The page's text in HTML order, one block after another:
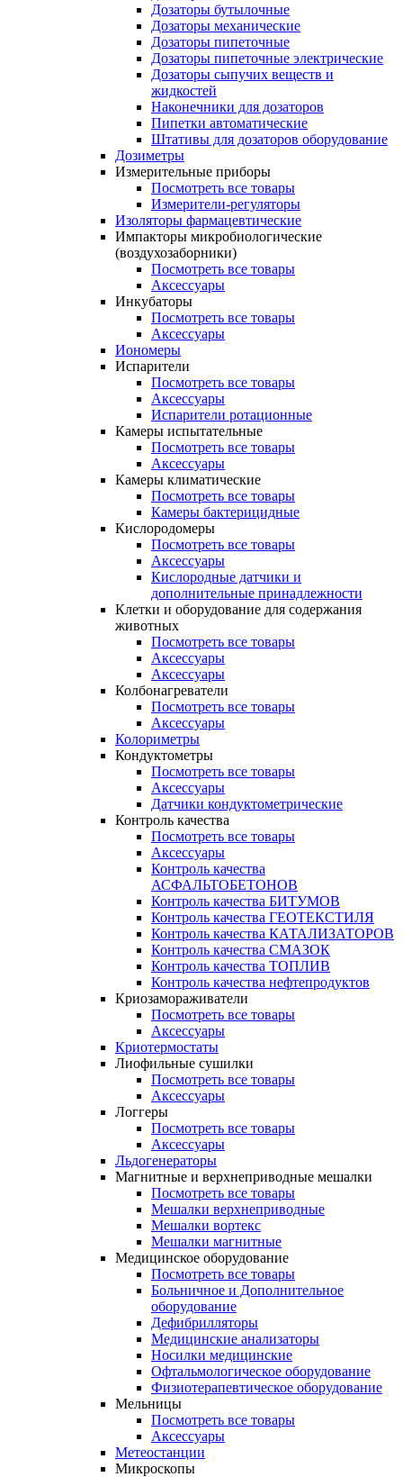
Дозаторы бутылочные
Дозаторы механические
Дозаторы пипеточные
Дозаторы пипеточные электрические
Дозаторы сыпучих веществ и
жидкостей
Наконечники для дозаторов
Пипетки автоматические
Штативы для дозаторов оборудование
Дозиметры
Измерительные приборы
Посмотреть все товары
Измерители-регуляторы
Изоляторы фармацевтические
Импакторы микробиологические
(воздухозаборники)
Посмотреть все товары
Аксессуары
Инкубаторы
Посмотреть все товары
Аксессуары
Иономеры
Испарители
Посмотреть все товары
Аксессуары
Испарители ротационные
Камеры испытательные
Посмотреть все товары
Аксессуары
Камеры климатические
Посмотреть все товары
Камеры бактерицидные
Кислородомеры
Посмотреть все товары
Аксессуары
Кислородные датчики и
дополнительные принадлежности
Клетки и оборудование для содержания
животных
Посмотреть все товары
Аксессуары
Аксессуары
Колбонагреватели
Посмотреть все товары
Аксессуары
Колориметры
Кондуктометры
Посмотреть все товары
Аксессуары
Датчики кондуктометрические
Контроль качества
Посмотреть все товары
Аксессуары
Контроль качества
АСФАЛЬТОБЕТОНОВ
Контроль качества БИТУМОВ
Контроль качества ГЕОТЕКСТИЛЯ
Контроль качества КАТАЛИЗАТОРОВ
Контроль качества СМАЗОК
Контроль качества ТОПЛИВ
Контроль качества нефтепродуктов
Криозамораживатели
Посмотреть все товары
Аксессуары
Криотермостаты
Лиофильные сушилки
Посмотреть все товары
Аксессуары
Логгеры
Посмотреть все товары
Аксессуары
Льдогенераторы
Магнитные и верхнеприводные мешалки
Посмотреть все товары
Мешалки верхнеприводные
Мешалки вортекс
Мешалки магнитные
Медицинское оборудование
Посмотреть все товары
Больничное и Дополнительное
оборудование
Дефибрилляторы
Медицинские анализаторы
Носилки медицинские
Офтальмологическое оборудование
Физиотерапевтическое оборудование
Мельницы
Посмотреть все товары
Аксессуары
Метеостанции
Микроскопы